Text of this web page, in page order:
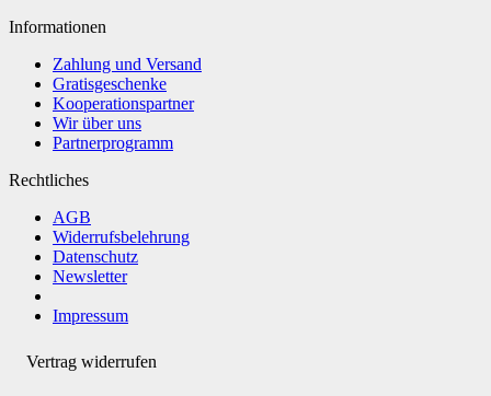
Informationen
Zahlung und Versand
Gratisgeschenke
Kooperationspartner
Wir über uns
Partnerprogramm
Rechtliches
AGB
Widerrufsbelehrung
Datenschutz
Newsletter
Impressum
Vertrag widerrufen